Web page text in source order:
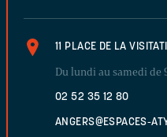
11 PLACE DE LA
Du lundi au samedi de
02 52 35 12 80
ANGERS@ESPACES-